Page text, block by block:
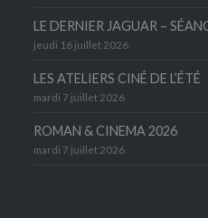
LE DERNIER JAGUAR –
jeudi 16 juillet 2026
LES ATELIERS CINÉ DE L’ÉTÉ
mardi 7 juillet 2026
ROMAN & CINEMA 2026
mardi 7 juillet 2026